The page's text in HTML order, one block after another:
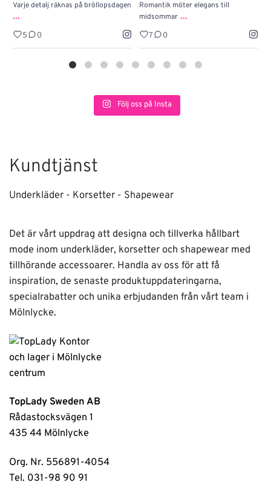
Varje detalj räknas på bröllopsdagen
...
5 0
Romantik möter elegans till
midsommar ...
7 0
Följ oss på Insta
Kundtjänst
Underkläder - Korsetter - Shapewear
Det är vårt uppdrag att designa och tillverka hållbart
mode inom underkläder, korsetter och shapewear med
tillhörande accessoarer. Handla av oss för att få
inspiration, de senaste produktuppdateringarna,
specialrabatter och unika erbjudanden från vårt team i
Mölnlycke.
TopLady Sweden AB
Rådastocksvägen 1
435 44 Mölnlycke
Org. Nr. 556891-4054
Tel. 031-98 90 91